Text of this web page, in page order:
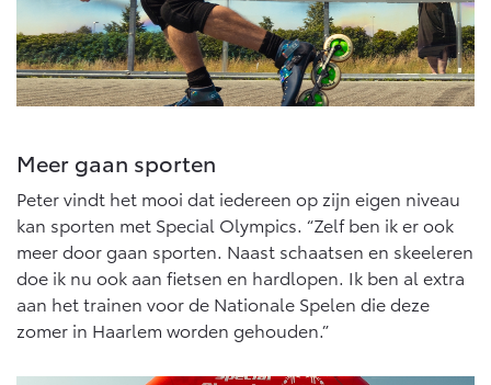
Meer gaan sporten
Peter vindt het mooi dat iedereen op zijn eigen niveau
kan sporten met Special Olympics. “Zelf ben ik er ook
meer door gaan sporten. Naast schaatsen en skeeleren
doe ik nu ook aan fietsen en hardlopen. Ik ben al extra
aan het trainen voor de Nationale Spelen die deze
zomer in Haarlem worden gehouden.”